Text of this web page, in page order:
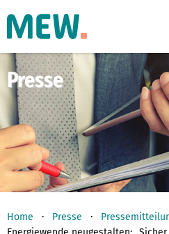
Presse
Home Presse